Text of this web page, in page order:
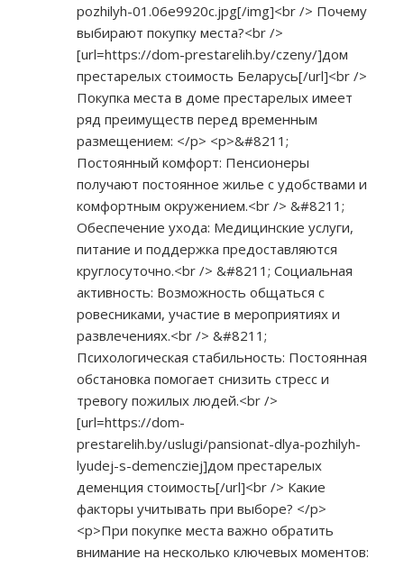
pozhilyh-01.06e9920c.jpg[/img]<br /> Почему
выбирают покупку места?<br />
[url=https://dom-prestarelih.by/czeny/]дом
престарелых стоимость Беларусь[/url]<br />
Покупка места в доме престарелых имеет
ряд преимуществ перед временным
размещением: </p> <p>&#8211;
Постоянный комфорт: Пенсионеры
получают постоянное жилье с удобствами и
комфортным окружением.<br /> &#8211;
Обеспечение ухода: Медицинские услуги,
питание и поддержка предоставляются
круглосуточно.<br /> &#8211; Социальная
активность: Возможность общаться с
ровесниками, участие в мероприятиях и
развлечениях.<br /> &#8211;
Психологическая стабильность: Постоянная
обстановка помогает снизить стресс и
тревогу пожилых людей.<br />
[url=https://dom-
prestarelih.by/uslugi/pansionat-dlya-pozhilyh-
lyudej-s-demencziej]дом престарелых
деменция стоимость[/url]<br /> Какие
факторы учитывать при выборе? </p>
<p>При покупке места важно обратить
внимание на несколько ключевых моментов: